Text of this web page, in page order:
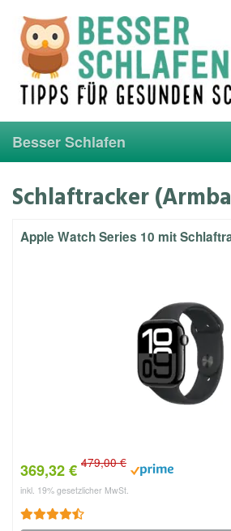
main
content
Besser Schlafen
Schlaftracker
Apple Watch Series 10 mit
369,32 € 479,00 €
inkl. 19% gesetzlicher MwSt.